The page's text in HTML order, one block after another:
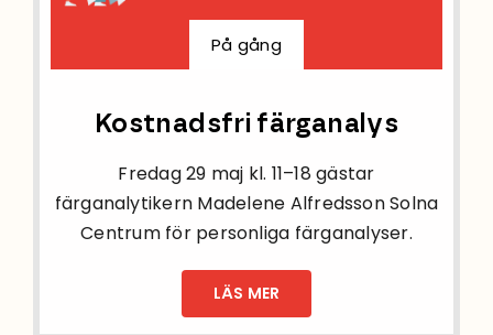
På gång
Kostnadsfri färganalys
Fredag 29 maj kl. 11–18 gästar
färganalytikern Madelene Alfredsson Solna
Centrum för personliga färganalyser.
LÄS MER